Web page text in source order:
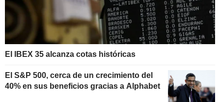
El IBEX 35 alcanza cotas históricas
El S&P 500, cerca de un crecimiento del
40% en sus beneficios gracias a Alphabet